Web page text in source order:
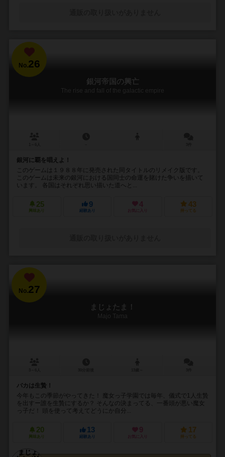
No.26
銀河帝国の興亡
The rise and fall of the galactic empire
銀河に覇を唱えよ！
このゲームは１９８８年に発売された同タイトルのリメイク版です。
このゲームは未来の銀河における国同士の命運を賭けた争いを描いて
います。 各国はそれぞれ思い描いた道へと...
25
興味あり
9
経験あり
4
お気に入り
43
持ってる
No.27
まじょたま！
Majo Tama
バカは生贄！
今年もこの季節がやってきた！ 魔女っ子学園では毎年、儀式で1人生贄
を出すー誰を生贄にするか？ そんなの決まってる、一番頭が悪い魔女
っ子だ！ 頭を使って考えてどうにか自分...
20
興味あり
13
経験あり
9
お気に入り
17
持ってる